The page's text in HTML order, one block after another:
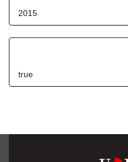
2015
true